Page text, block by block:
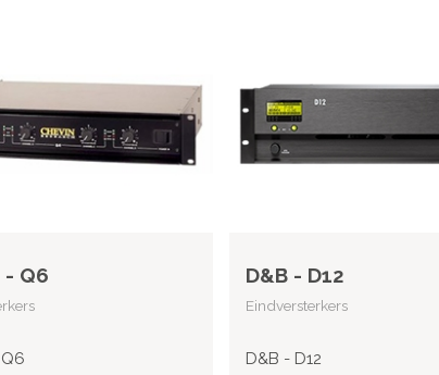
- Q6 D&B - D12
Eindversterkers
D&B - D12